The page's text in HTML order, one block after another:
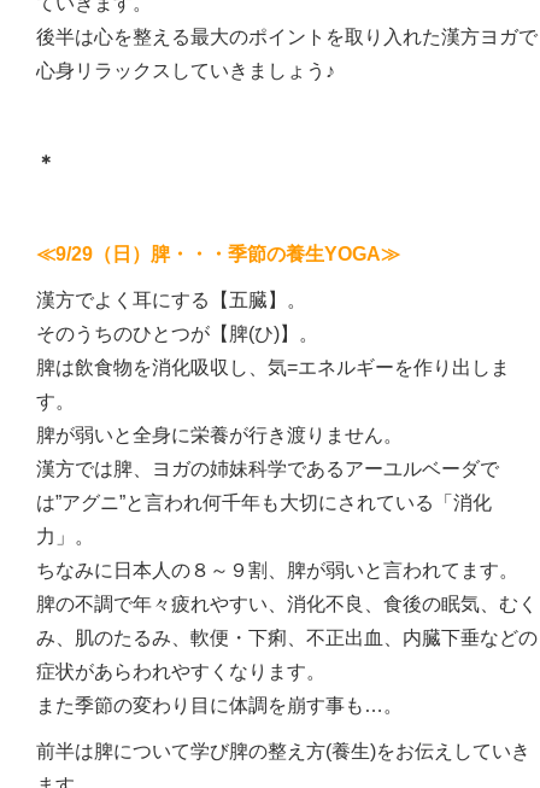
後半は心を整える最大のポイントを取り入れた漢方ヨガで
心身リラックスしていきましょう♪
＊
≪9/29（日）脾・・・季節の養生YOGA≫
漢方でよく耳にする【五臓】。
そのうちのひとつが【脾(ひ)】。
脾は飲食物を消化吸収し、気=エネルギーを作り出しま
す。
脾が弱いと全身に栄養が行き渡りません。
漢方では脾、ヨガの姉妹科学であるアーユルベーダで
は”アグニ”と言われ何千年も大切にされている「消化
力」。
ちなみに日本人の８～９割、脾が弱いと言われてます。
脾の不調で年々疲れやすい、消化不良、食後の眠気、むく
み、肌のたるみ、軟便・下痢、不正出血、内臓下垂などの
症状があらわれやすくなります。
また季節の変わり目に体調を崩す事も…。
前半は脾について学び脾の整え方(養生)をお伝えしていき